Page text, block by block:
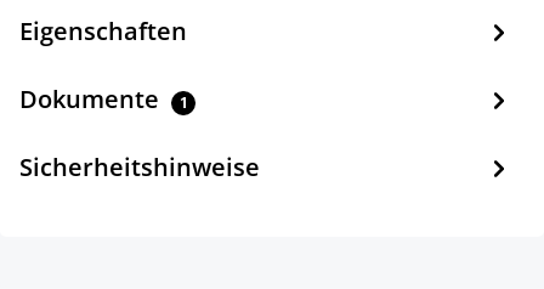
Eigenschaften
Dokumente 1
Sicherheitshinweise